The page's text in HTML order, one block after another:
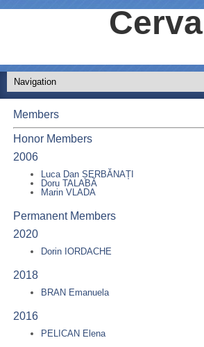
Cerva
Members
Honor Members
2006
Luca Dan ȘERBĂNAȚI
Doru TALABĂ
Marin VLADA
Permanent Members
2020
Dorin IORDACHE
2018
BRAN Emanuela
2016
PELICAN Elena